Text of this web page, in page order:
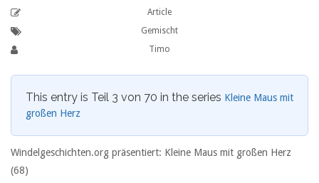
Article
Gemischt
Timo
This entry is Teil 3 von 70 in the series Kleine Maus mit
großen Herz
Windelgeschichten.org präsentiert: Kleine Maus mit großen Herz
(68)